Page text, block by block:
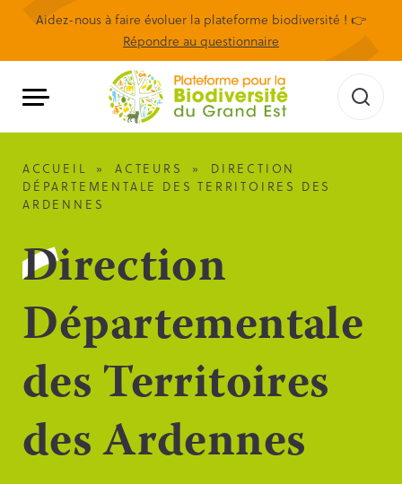
Aidez-nous à faire évoluer la plateforme biodiversité ! 👉
Répondre au questionnaire
ACCUEIL » ACTEURS »
DIRECTION
DÉPARTEMENTALE DES TERRITOIRES DES
ARDENNES
Direction
Départementale
des Territoires
des Ardennes